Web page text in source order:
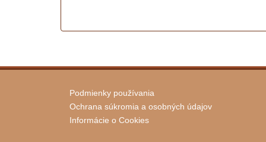
Podmienky používania
Ochrana súkromia a osobných údajov
Informácie o Cookies